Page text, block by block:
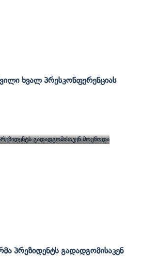
Ხვალ Პრესკონფერენციას
Პრეზიდენტს Გადადგომისაკენ